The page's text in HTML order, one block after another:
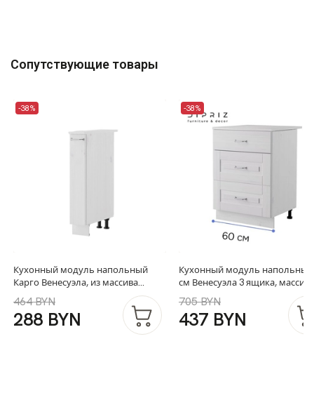
Сопутствующие товары
-38%
Кухонный модуль напольный
Карго Венесуэла, из массива
сосны, со столешницей
464 BYN
288 BYN
-38%
Кухонный модуль напольный
см Венесуэла 3 ящика, массив
сосны, со столешницей, белый
воск
705 BYN
437 BYN